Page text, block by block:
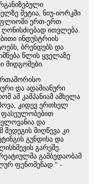
მეტია, ნიუ-იორკში
ერთ-ერთ
ითვლება.
ინდუსტრიის
ბრენდებს და
წლის ყველაზე
მიდგომები.
და ადამიანური
ამ კამპანიამ ამხელა
კიდევ ერთხელ
და
შედეგის მიღწევა კი
გუნდისა და
გარეშე.
გამბედაობამ
ფენომენად.“ -